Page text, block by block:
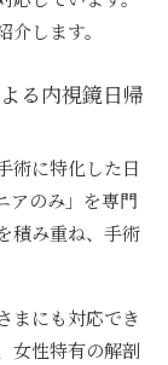
します。
る内視鏡日帰
術に特化した日
アのみ」を専門
積み重ね、手術
まにも対応でき
女性特有の解剖